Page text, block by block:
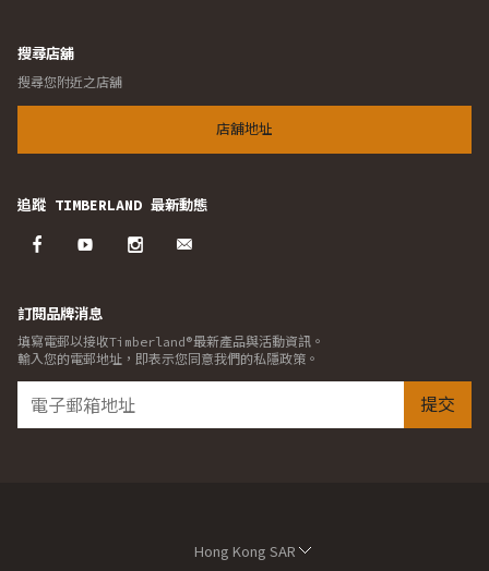
搜尋店舖
搜尋您附近之店舖
店舖地址
追蹤 TIMBERLAND 最新動態
訂閱品牌消息
填寫電郵以接收Timberland®最新產品與活動資訊。
輸入您的電郵地址，即表示您同意我們的私隱政策。
提交
Hong Kong SAR